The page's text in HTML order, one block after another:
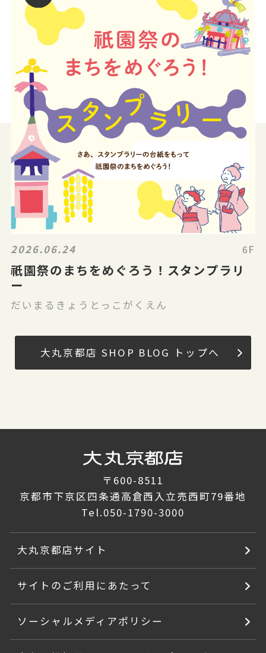
2026.06.24 6F
祇園祭のまちをめぐろう！スタンプラリ
ー
だいまるきょうとっこがくえん
大丸京都店 SHOP BLOG トップへ
〒600-8511
京都市下京区四条通高倉西入立売西町79番地
Tel.050-1790-3000
大丸京都店サイト
サイトのご利用にあたって
ソーシャルメディアポリシー